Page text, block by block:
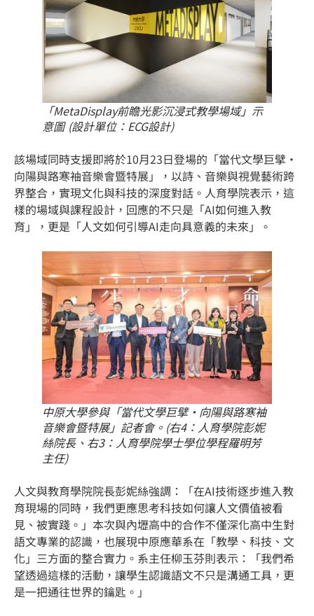
「MetaDisplay前瞻光影沉浸式教學場域」示
意圖 (設計單位：ECG設計)
該場域同時支援即將於10月23日登場的「當代文學巨擘·
向陽與路寒袖音樂會暨特展」，以詩、音樂與視覺藝術跨
界整合，實現文化與科技的深度對話。人育學院表示，這
樣的場域與課程設計，回應的不只是「AI如何進入教
育」，更是「人文如何引導AI走向具意義的未來」。
中原大學參與「當代文學巨擘·向陽與路寒袖
音樂會暨特展」記者會。(右4：人育學院彭妮
絲院長、右3：人育學院學士學位學程羅明芳
主任)
人文與教育學院院長彭妮絲強調：「在AI技術逐步進入教
育現場的同時，我們更應思考科技如何讓人文價值被看
見、被實踐。」本次與內壢高中的合作不僅深化高中生對
語文專業的認識，也展現中原應華系在「教學、科技、文
化」三方面的整合實力。系主任柳玉芬則表示：「我們希
望透過這樣的活動，讓學生認識語文不只是溝通工具，更
是一把通往世界的鑰匙。」